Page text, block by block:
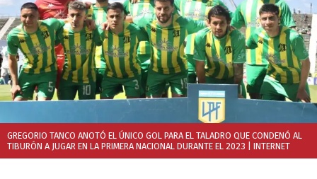
GREGORIO TANCO ANOTÓ EL ÚNICO GOL PARA EL TALADRO QUE CONDENÓ AL
TIBURÓN A JUGAR EN LA PRIMERA NACIONAL DURANTE EL 2023 | INTERNET